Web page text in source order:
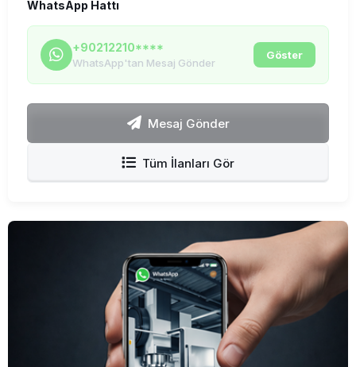
WhatsApp Hattı
+90212210****
WhatsApp'tan Mesaj Gönder
Göster
Mesaj Gönder
Tüm İlanları Gör